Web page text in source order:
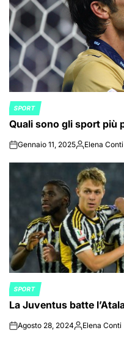
POSTED
IN
SPORT
Quali sono gli sport più
onGennaio 11, 2025Posted
Elena Conti
POSTED
IN
SPORT
La Juventus batte
onAgosto 28, 2024Posted
Elena Conti